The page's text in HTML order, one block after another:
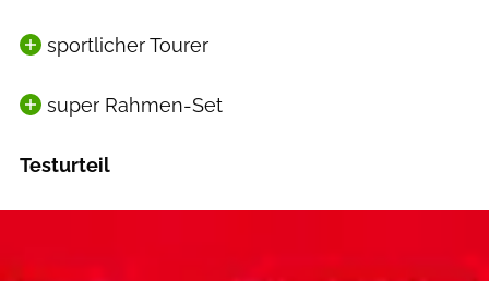
sportlicher Tourer
super Rahmen-Set
Testurteil